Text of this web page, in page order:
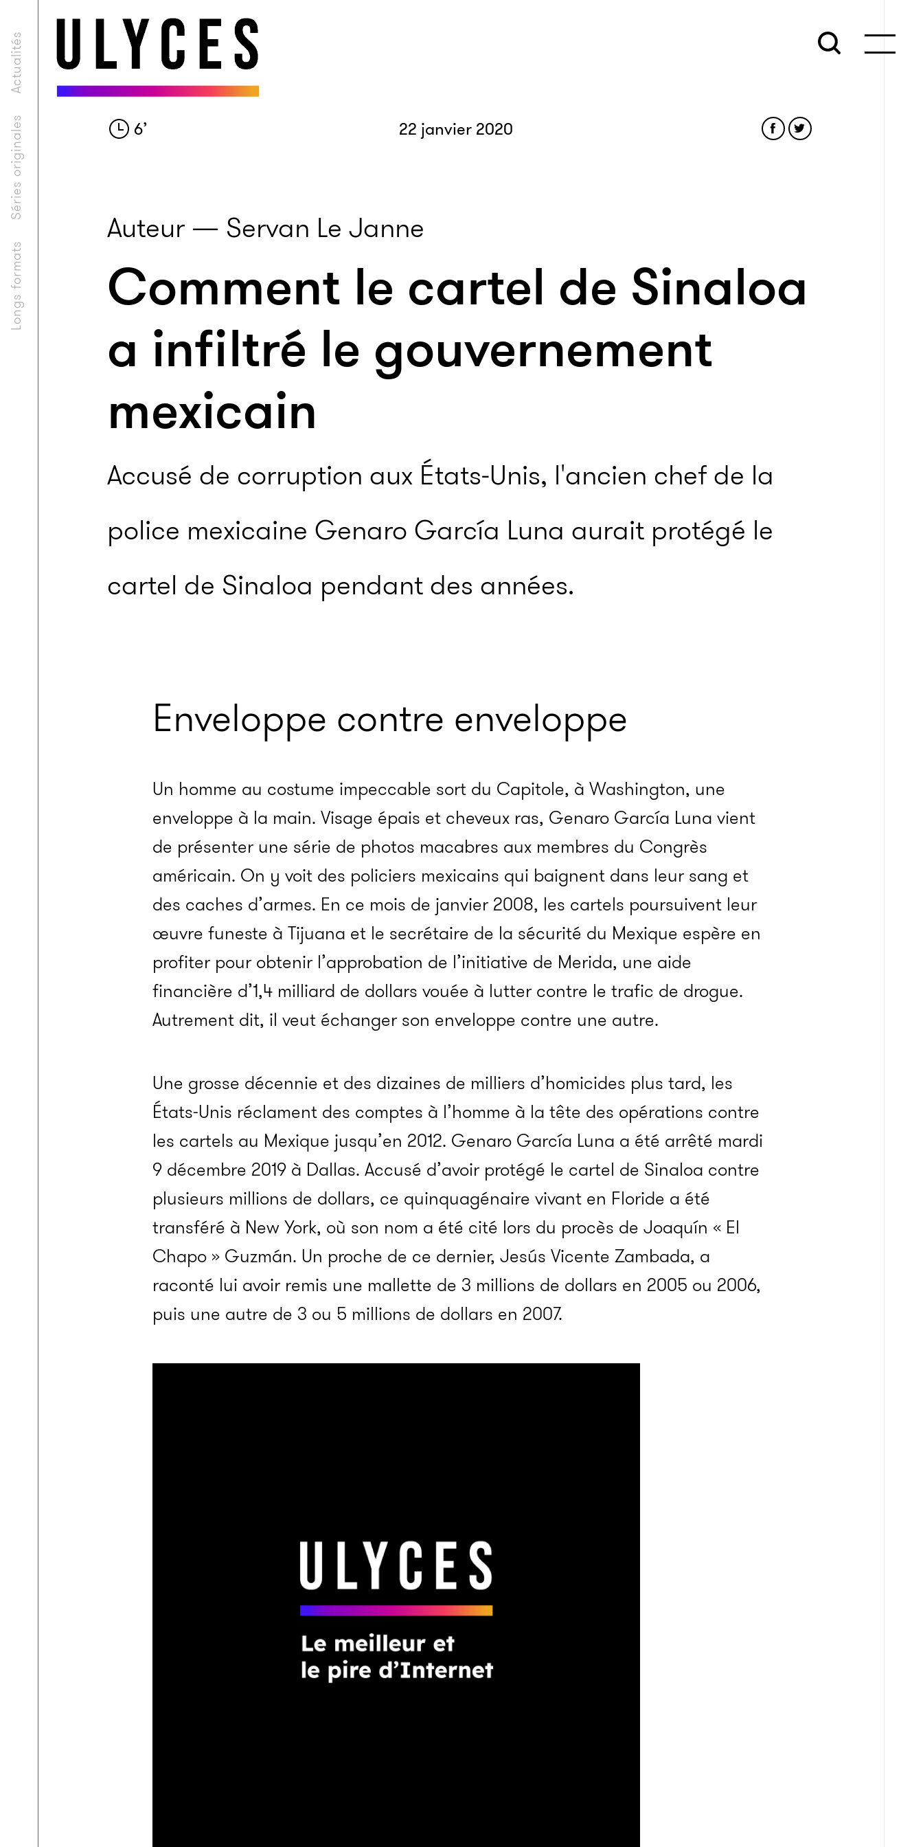
Longs formats
Séries originales
Actualités
6’ 22 janvier 2020
Auteur — Servan Le Janne
Comment le cartel de Sinaloa
a infiltré le gouvernement
mexicain
Accusé de corruption aux États-Unis, l'ancien chef de la
police mexicaine Genaro García Luna aurait protégé le
cartel de Sinaloa pendant des années.
Enveloppe contre enveloppe
Un homme au costume impeccable sort du Capitole, à Washington, une
enveloppe à la main. Visage épais et cheveux ras, Genaro García Luna vient
de présenter une série de photos macabres aux membres du Congrès
américain. On y voit des policiers mexicains qui baignent dans leur sang et
des caches d’armes. En ce mois de janvier 2008, les cartels poursuivent leur
œuvre funeste à Tijuana et le secrétaire de la sécurité du Mexique espère en
profiter pour obtenir l’approbation de l’initiative de Merida, une aide
financière d’1,4 milliard de dollars vouée à lutter contre le trafic de drogue.
Autrement dit, il veut échanger son enveloppe contre une autre.
Une grosse décennie et des dizaines de milliers d’homicides plus tard, les
États-Unis réclament des comptes à l’homme à la tête des opérations contre
les cartels au Mexique jusqu’en 2012. Genaro García Luna a été arrêté mardi
9 décembre 2019 à Dallas. Accusé d’avoir protégé le cartel de Sinaloa contre
plusieurs millions de dollars, ce quinquagénaire vivant en Floride a été
transféré à New York, où son nom a été cité lors du procès de Joaquín « El
Chapo » Guzmán. Un proche de ce dernier, Jesús Vicente Zambada, a
raconté lui avoir remis une mallette de 3 millions de dollars en 2005 ou 2006,
puis une autre de 3 ou 5 millions de dollars en 2007.